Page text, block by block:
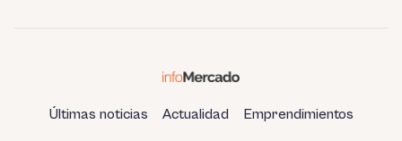
Últimas noticias Actualidad Emprendimientos